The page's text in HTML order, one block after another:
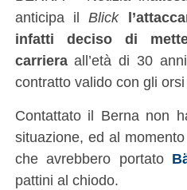
anticipa ilBlick
infatti deciso di
carrieraall’età di 30
contratto valido con gli
Contattato il Berna non
situazione, ed al momento
che avrebbero portato
pattini al chiodo.